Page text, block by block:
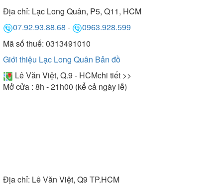
Địa chỉ: Lạc Long Quân, P5, Q11, HCM
07.92.93.88.68 -
0963.928.599
Mã số thuế: 0313491010
Giới thiệu Lạc Long Quân Bản đồ
Lê Văn Việt, Q.9 - HCMchi tiết >>
Mở cửa : 8h - 21h00 (kể cả ngày lễ)
Địa chỉ: Lê Văn Việt, Q9 TP.HCM